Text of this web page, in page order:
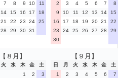
7 8 9 10
11
14 15 16 17
18
21 22 23 24
25
28 29 30 31
2
3 4 5 6 7
8
9
10 11 12 13 14
15
16
17 18 19 20 21
22
23
24 25 26 27 28
29
30
【８月】
火 水 木 金
土
1
2
3
【９月】
日 月 火 水 木 金
土
1
2 3 4 5 6
7